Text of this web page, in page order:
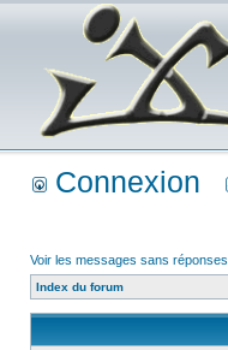
Connexion
Voir les messages sans réponses
Index du forum